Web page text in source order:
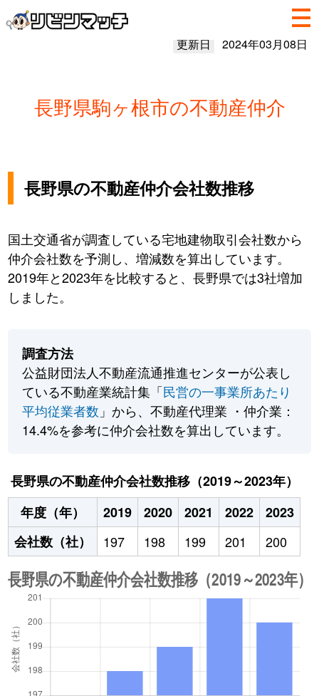
更新日 2024年03月08日
長野県駒ヶ根市の不動産仲介
長野県の不動産仲介会社数推移
国土交通省が調査している宅地建物取引会社数から
仲介会社数を予測し、増減数を算出しています。
2019年と2023年を比較すると、長野県では3社増加
しました。
調査方法
公益財団法人不動産流通推進センターが公表し
ている不動産業統計集「民営の一事業所あたり
平均従業者数 」から、不動産代理業 ・仲介業：
14.4%を参考に仲介会社数を算出しています。
長野県の不動産仲介会社数推移（2019～2023年）
年度（年）
2019 2020 2021 2022
2023
会社数（社）
197 198 199 201 200